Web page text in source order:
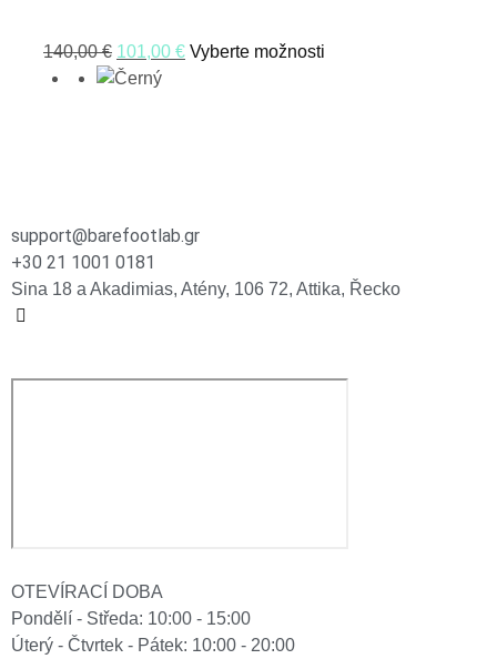
140,00€ 101,00 € Vyberte možnosti
support@barefootlab.gr
+30 21 1001 0181
Sina 18 a Akadimias, Atény, 106 72, Attika, Řecko
OTEVÍRACÍ DOBA
Pondělí - Středa: 10:00 - 15:00
Úterý - Čtvrtek - Pátek: 10:00 - 20:00